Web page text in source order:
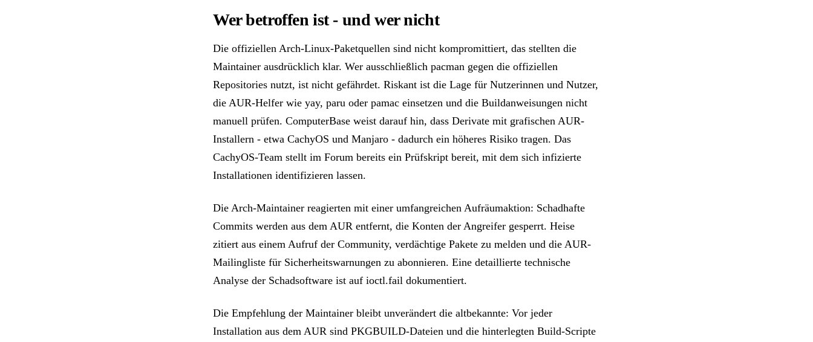
Wer betroffen ist - und wer nicht
Die offiziellen Arch-Linux-Paketquellen sind nicht kompromittiert, das stellten die
Maintainer ausdrücklich klar. Wer ausschließlich pacman gegen die offiziellen
Repositories nutzt, ist nicht gefährdet. Riskant ist die Lage für Nutzerinnen und Nutzer,
die AUR-Helfer wie yay, paru oder pamac einsetzen und die Buildanweisungen nicht
manuell prüfen. ComputerBase weist darauf hin, dass Derivate mit grafischen AUR-
Installern - etwa CachyOS und Manjaro - dadurch ein höheres Risiko tragen. Das
CachyOS-Team stellt im Forum bereits ein Prüfskript bereit, mit dem sich infizierte
Installationen identifizieren lassen.
Die Arch-Maintainer reagierten mit einer umfangreichen Aufräumaktion: Schadhafte
Commits werden aus dem AUR entfernt, die Konten der Angreifer gesperrt. Heise
zitiert aus einem Aufruf der Community, verdächtige Pakete zu melden und die AUR-
Mailingliste für Sicherheitswarnungen zu abonnieren. Eine detaillierte technische
Analyse der Schadsoftware ist auf ioctl.fail dokumentiert.
Die Empfehlung der Maintainer bleibt unverändert die altbekannte: Vor jeder
Installation aus dem AUR sind PKGBUILD-Dateien und die hinterlegten Build-Scripte